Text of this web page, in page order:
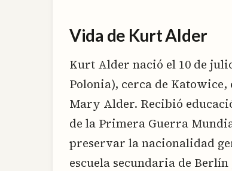
Vida de Kurt Alder
Kurt Alder nació el 10 de
Polonia), cerca de Katowice,
Mary Alder. Recibió
de la Primera Guerra
preservar la nacionalidad
escuela secundaria de